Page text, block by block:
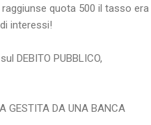
quota 500 il tasso era
interessi!
DEBITO PUBBLICO,
GESTITA DA UNA BANCA